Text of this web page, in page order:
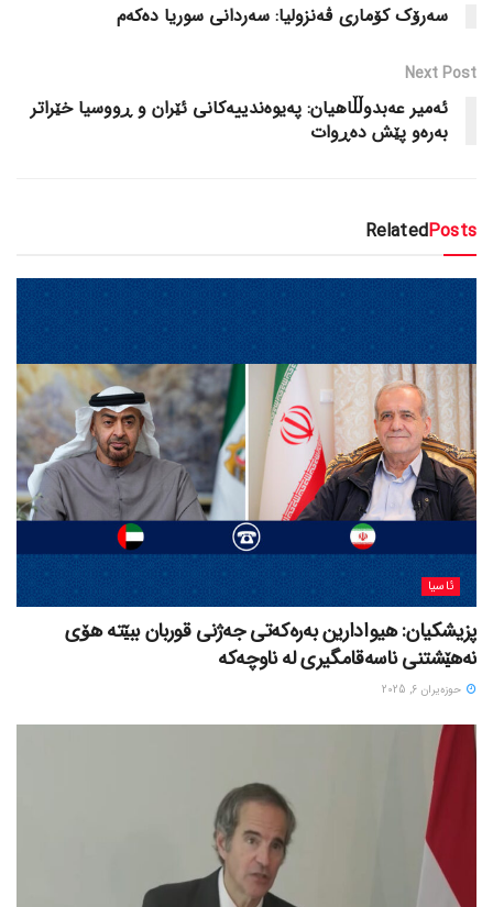
سەرۆک کۆماری ڤەنزولیا: سەردانی سوریا دەکەم
Next Post
ئەمیر عەبدوڵڵاهیان: پەیوەندییەکانی ئێران و ڕووسیا خێراتر
بەرەو پێش دەڕوات
RelatedPosts
ئاسیا
پزیشکیان: هیوادارین بەرەکەتی جەژنی قوربان ببێتە هۆی
نەهێشتنی ناسەقامگیری لە ناوچەکە
حوزه‌یران 6, 2025